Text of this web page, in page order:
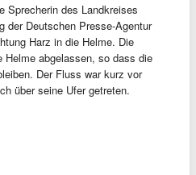
Sprecherin des Landkreises
der Deutschen Presse-Agentur
Harz in die Helme. Die
Helme abgelassen, so dass die
Der Fluss war kurz vor
über seine Ufer getreten.